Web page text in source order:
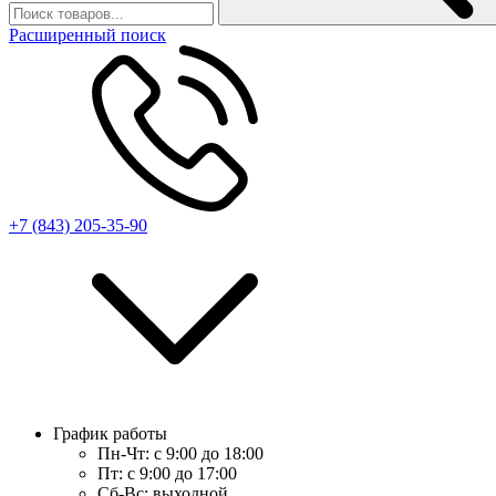
Расширенный поиск
+7 (843) 205-35-90
График работы
Пн-Чт: с 9:00 до 18:00
Пт: с 9:00 до 17:00